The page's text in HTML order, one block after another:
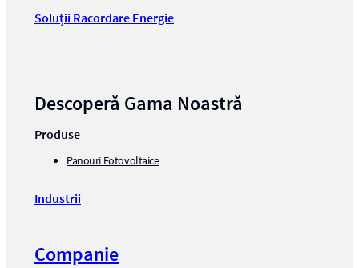
Soluții Racordare Energie
Descoperă Gama Noastră
Produse
Panouri Fotovoltaice
Industrii
Companie